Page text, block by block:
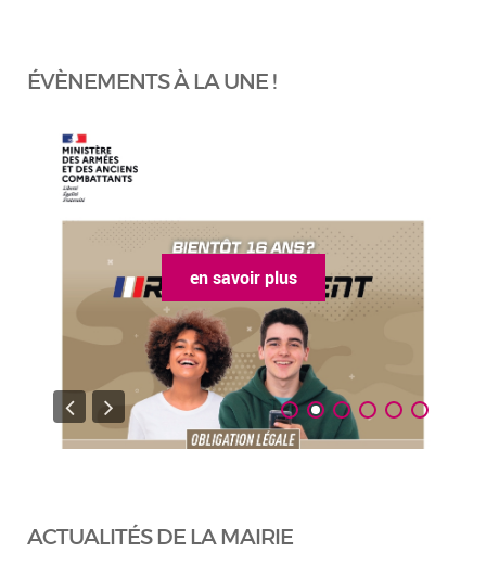
ÉVÈNEMENTS À LA UNE !
en savoir plus
ACTUALITÉS DE LA MAIRIE